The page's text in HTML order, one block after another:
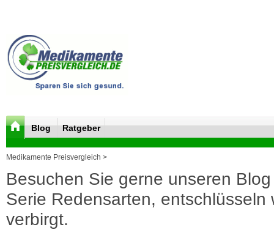
Blog Ratgeber
Medikamente Preisvergleich >
Besuchen Sie gerne unseren
Serie Redensarten, entschlüsseln
verbirgt.